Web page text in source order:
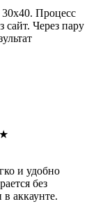
30х40. Процесс
сайт. Через пару
★
и удобно
без
аккаунте.